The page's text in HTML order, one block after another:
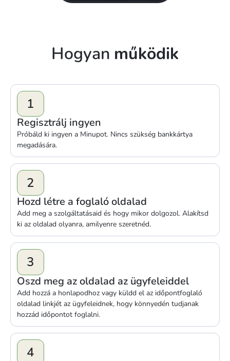
Hogyan működik
1
Regisztrálj ingyen
Próbáld ki ingyen a Minupot. Nincs szükség bankkártya
megadására.
2
Hozd létre a foglaló oldalad
Add meg a szolgáltatásaid és hogy mikor dolgozol. Alakítsd
ki az oldalad olyanra, amilyenre szeretnéd.
3
Oszd meg az oldalad az ügyfeleiddel
Add hozzá a honlapodhoz vagy küldd el az időpontfoglaló
oldalad linkjét az ügyfeleidnek, hogy könnyedén tudjanak
hozzád időpontot foglalni.
4